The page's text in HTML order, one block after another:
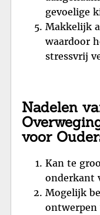
gevoelige
Makkelijk
waardoor
stressvrij
Nadelen
voor
Kan te
onderkant
Mogelijk
ontwerpen